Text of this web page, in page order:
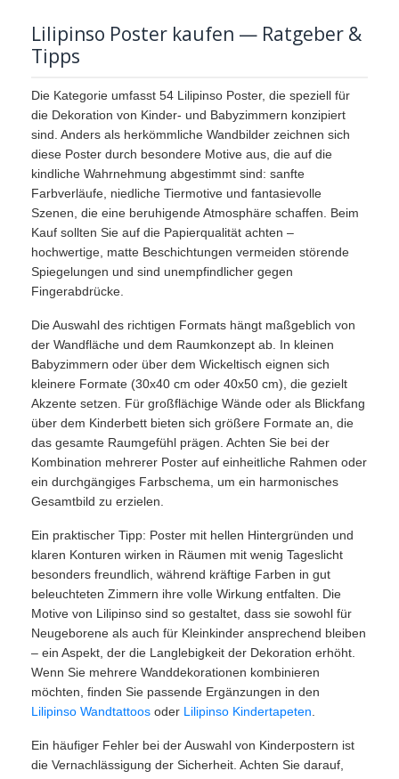
Lilipinso Poster kaufen — Ratgeber &
Tipps
Die Kategorie umfasst 54 Lilipinso Poster, die speziell für
die Dekoration von Kinder- und Babyzimmern konzipiert
sind. Anders als herkömmliche Wandbilder zeichnen sich
diese Poster durch besondere Motive aus, die auf die
kindliche Wahrnehmung abgestimmt sind: sanfte
Farbverläufe, niedliche Tiermotive und fantasievolle
Szenen, die eine beruhigende Atmosphäre schaffen. Beim
Kauf sollten Sie auf die Papierqualität achten –
hochwertige, matte Beschichtungen vermeiden störende
Spiegelungen und sind unempfindlicher gegen
Fingerabdrücke.
Die Auswahl des richtigen Formats hängt maßgeblich von
der Wandfläche und dem Raumkonzept ab. In kleinen
Babyzimmern oder über dem Wickeltisch eignen sich
kleinere Formate (30x40 cm oder 40x50 cm), die gezielt
Akzente setzen. Für großflächige Wände oder als Blickfang
über dem Kinderbett bieten sich größere Formate an, die
das gesamte Raumgefühl prägen. Achten Sie bei der
Kombination mehrerer Poster auf einheitliche Rahmen oder
ein durchgängiges Farbschema, um ein harmonisches
Gesamtbild zu erzielen.
Ein praktischer Tipp: Poster mit hellen Hintergründen und
klaren Konturen wirken in Räumen mit wenig Tageslicht
besonders freundlich, während kräftige Farben in gut
beleuchteten Zimmern ihre volle Wirkung entfalten. Die
Motive von Lilipinso sind so gestaltet, dass sie sowohl für
Neugeborene als auch für Kleinkinder ansprechend bleiben
– ein Aspekt, der die Langlebigkeit der Dekoration erhöht.
Wenn Sie mehrere Wanddekorationen kombinieren
möchten, finden Sie passende Ergänzungen in den
Lilipinso Wandtattoos oder Lilipinso Kindertapeten.
Ein häufiger Fehler bei der Auswahl von Kinderpostern ist
die Vernachlässigung der Sicherheit. Achten Sie darauf,